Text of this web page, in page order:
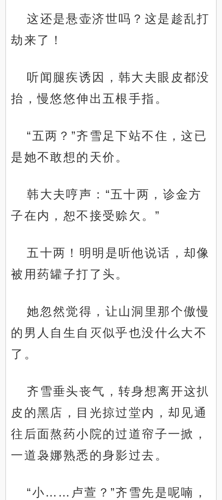
这还是悬壶济世吗？这是趁乱打
劫来了！
听闻腿疾诱因，韩大夫眼皮都没
抬，慢悠悠伸出五根手指。
“五两？”齐雪足下站不住，这已
是她不敢想的天价。
韩大夫哼声：“五十两，诊金方
子在内，恕不接受赊欠。”
五十两！明明是听他说话，却像
被用药罐子打了头。
她忽然觉得，让山洞里那个傲慢
的男人自生自灭似乎也没什么大不
了。
齐雪垂头丧气，转身想离开这扒
皮的黑店，目光掠过堂内，却见通
往后面熬药小院的过道帘子一掀，
一道袅娜熟悉的身影过去。
“小……卢萱？”齐雪先是呢喃，